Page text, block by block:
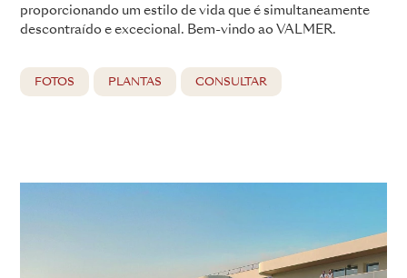
proporcionando um estilo de vida que é simultaneamente
descontraído e excecional. Bem-vindo ao VALMER.
FOTOS PLANTAS CONSULTAR